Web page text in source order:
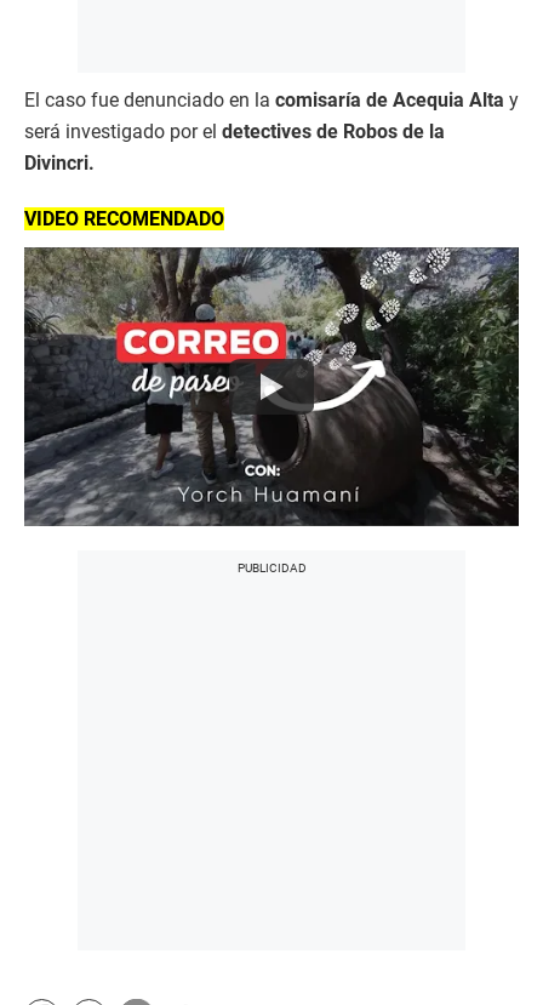
El caso fue denunciado en la comisaría de Acequia Alta y
será investigado por el detectives de Robos de la
Divincri.
VIDEO RECOMENDADO